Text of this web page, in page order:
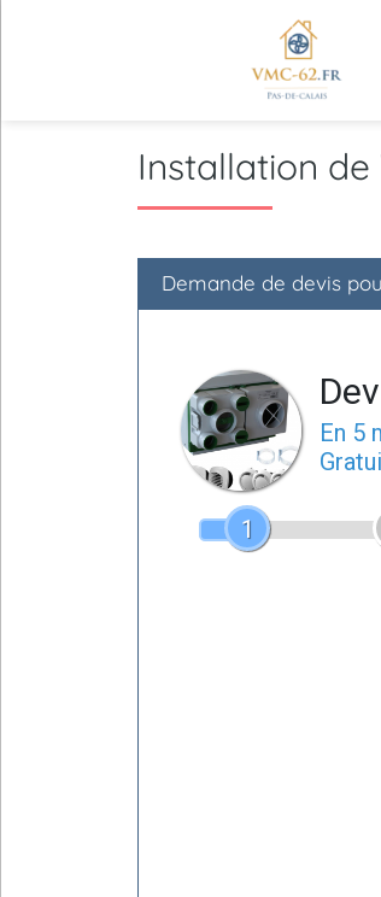
Installation de
Demande de devis
En 5
1